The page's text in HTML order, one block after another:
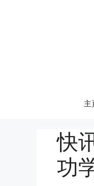
主
快
功